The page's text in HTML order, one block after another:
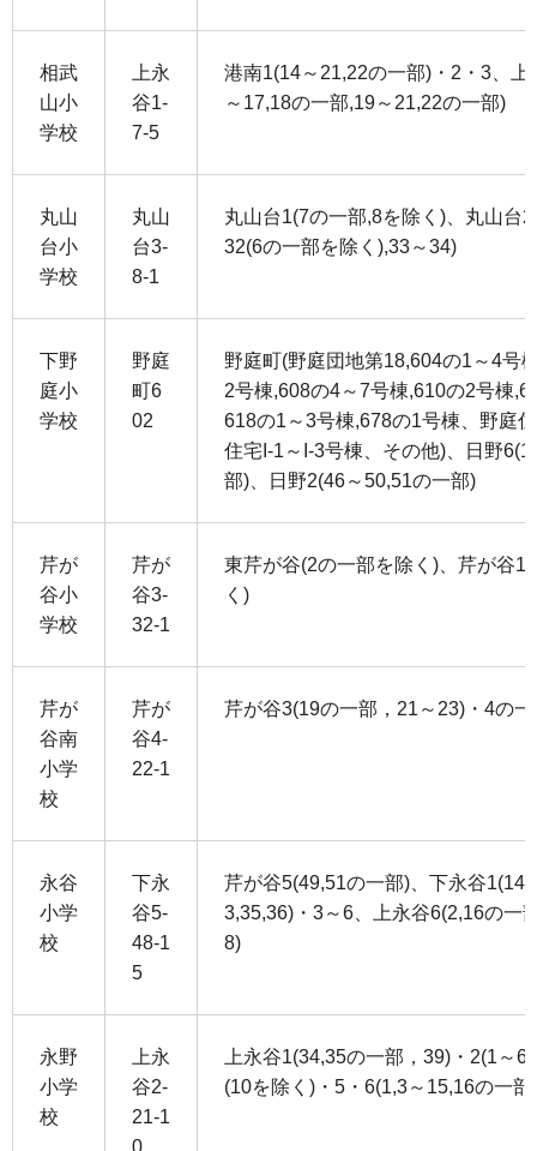
相武
山小
学校
上永
谷1-
7-5
港南1(14～21,22の一部)・2・3、
～17,18の一部,19～21,22の一部)
丸山
台小
学校
丸山
台3-
8-1
丸山台1(7の一部,8を除く)、丸山台
32(6の一部を除く),33～34)
下野
庭小
学校
野庭
町6
02
野庭町(野庭団地第18,604の1～4号
2号棟,608の4～7号棟,610の2号棟
618の1～3号棟,678の1号棟、野庭
住宅I-1～I-3号棟、その他)、日野
部)、日野2(46～50,51の一部)
芹が
谷小
学校
芹が
谷3-
32-1
東芹が谷(2の一部を除く)、芹が谷
く)
芹が
谷南
小学
校
芹が
谷4-
22-1
芹が谷3(19の一部，21～23)・4の
永谷
小学
校
下永
谷5-
48-1
5
芹が谷5(49,51の一部)、下永谷1(14
3,35,36)・3～6、上永谷6(2,16の一
8)
永野
小学
校
上永
谷2-
21-1
0
上永谷1(34,35の一部，39)・2(1～
(10を除く)・5・6(1,3～15,16の一